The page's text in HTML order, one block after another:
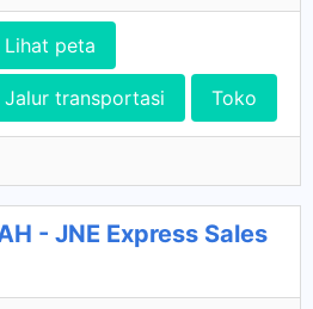
Lihat peta
Jalur transportasi Toko
- JNE Express Sales